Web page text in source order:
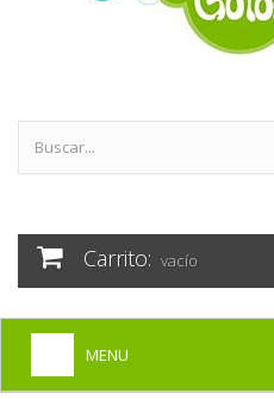
Carrito: vacío
MENU